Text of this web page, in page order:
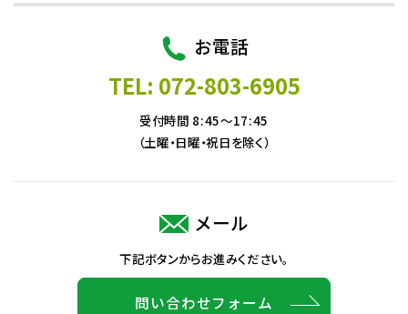
お電話
TEL: 072-803-6905
受付時間 8:45～17:45
（土曜・日曜・祝日を除く）
メール
下記ボタンからお進みください。
問い合わせフォーム